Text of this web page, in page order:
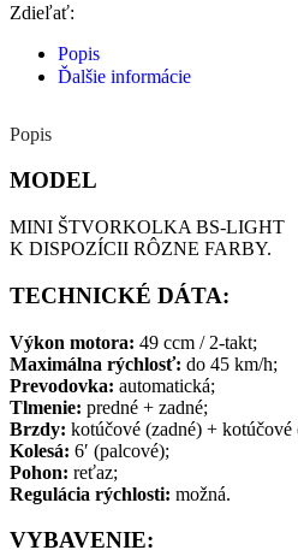
Zdieľať:
Popis
Ďalšie informácie
Popis
MODEL
MINI ŠTVORKOLKA BS-LIGHT
K DISPOZÍCII RÔZNE FARBY.
TECHNICKÉ DÁTA:
Výkon motora: 49 ccm / 2-takt;
Maximálna rýchlosť: do 45 km/h;
Prevodovka: automatická;
Tlmenie: predné + zadné;
Brzdy: kotúčové (zadné) + kotúčové
Kolesá: 6′ (palcové);
Pohon: reťaz;
Regulácia rýchlosti: možná.
VYBAVENIE: